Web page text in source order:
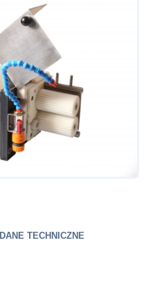
DANE TECHNICZNE